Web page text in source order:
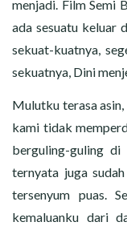
menjadi. Film Semi
ada sesuatu keluar
sekuat-kuatnya,
sekuatnya, Dini
Mulutku terasa
kami tidak
berguling-guling
ternyata juga
tersenyum puas.
kemaluanku dari